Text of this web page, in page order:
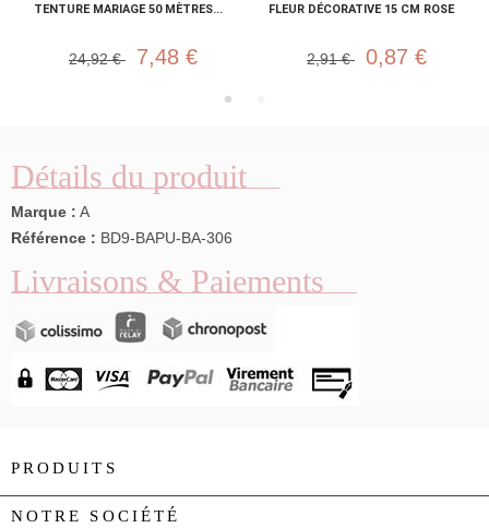
TENTURE MARIAGE 50 MÈTRES...
24,92 € 7,48 €
FLEUR DÉCORATIVE 15 CM ROSE
2,91 € 0,87 €
Détails du produit
Marque : A
Référence : BD9-BAPU-BA-306
Livraisons & Paiements
PRODUITS
NOTRE SOCIÉTÉ